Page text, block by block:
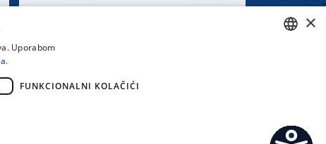
×
Uporabom
FUNKCIONALNI KOLAČIĆI